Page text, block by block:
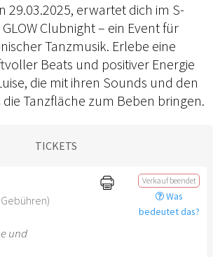
29.03.2025, erwartet dich im S-
Clubnight – ein Event für
Tanzmusik. Erlebe eine
Beats und positiver Energie
die mit ihren Sounds und den
Tanzfläche zum Beben bringen.
TICKETS
Verkauf beendet
Was
bedeutet das?
und